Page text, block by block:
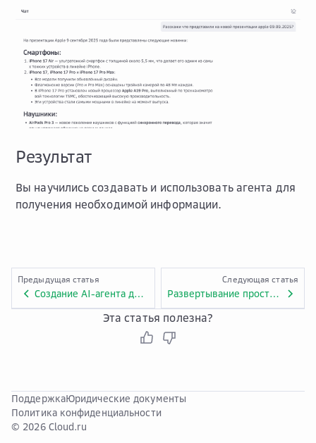
Результат
Вы научились создавать и использовать агента для
получения необходимой информации.
Предыдущая статья
Создание AI-агента для расчета процентов по кредиту или вкладу
Следующая статья
Развертывание простой агентной системы
Эта статья полезна?
ПоддержкаЮридические документы
Политика конфиденциальности
© 2026 Cloud.ru